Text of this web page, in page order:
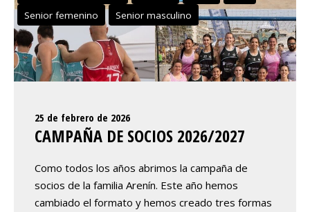
Senior femenino
Senior masculino
25 de febrero de 2026
CAMPAÑA DE SOCIOS 2026/2027
Como todos los años abrimos la campaña de
socios de la familia Arenín. Este año hemos
cambiado el formato y hemos creado tres formas